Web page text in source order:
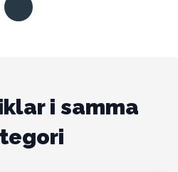
i samma